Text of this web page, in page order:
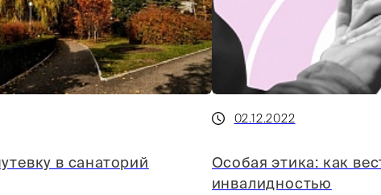
в санаторий
02.12.2022
Особая этика: как
инвалидностью